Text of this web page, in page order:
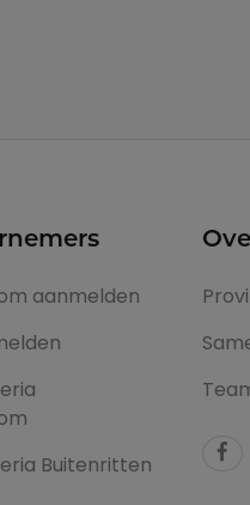
aanmelden
Buitenritten